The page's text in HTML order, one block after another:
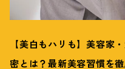
【美白もハリも】美容家
密とは？最新美容習慣を